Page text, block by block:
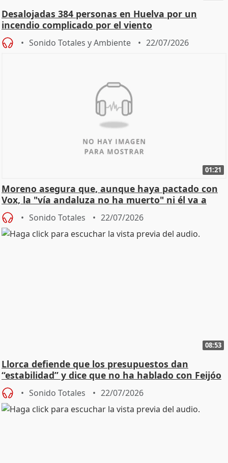
Desalojadas 384 personas en Huelva por un
incendio complicado por el viento
Sonido Totales y Ambiente 22/07/2026
01:21
Moreno asegura que, aunque haya pactado con
Vox, la "vía andaluza no ha muerto" ni él va a
"cambiar"
Sonido Totales 22/07/2026
08:53
Llorca defiende que los presupuestos dan
“estabilidad” y dice que no ha hablado con Feijóo
Sonido Totales 22/07/2026